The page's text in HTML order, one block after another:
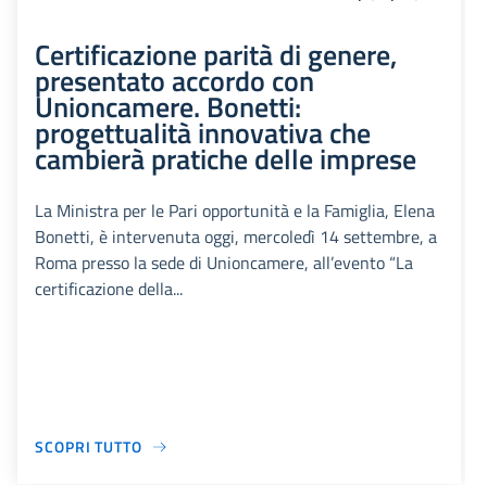
Certificazione parità di genere,
presentato accordo con
Unioncamere. Bonetti:
progettualità innovativa che
cambierà pratiche delle imprese
La Ministra per le Pari opportunità e la Famiglia, Elena
Bonetti, è intervenuta oggi, mercoledì 14 settembre, a
Roma presso la sede di Unioncamere, all’evento “La
certificazione della...
SCOPRI TUTTO